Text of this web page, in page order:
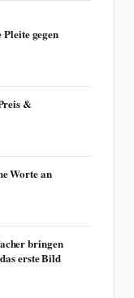
gegen
&
Worte an
bringen
erste Bild